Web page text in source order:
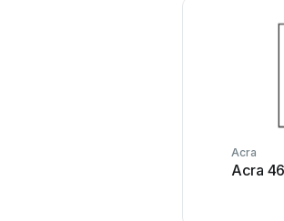
Acra
Acra